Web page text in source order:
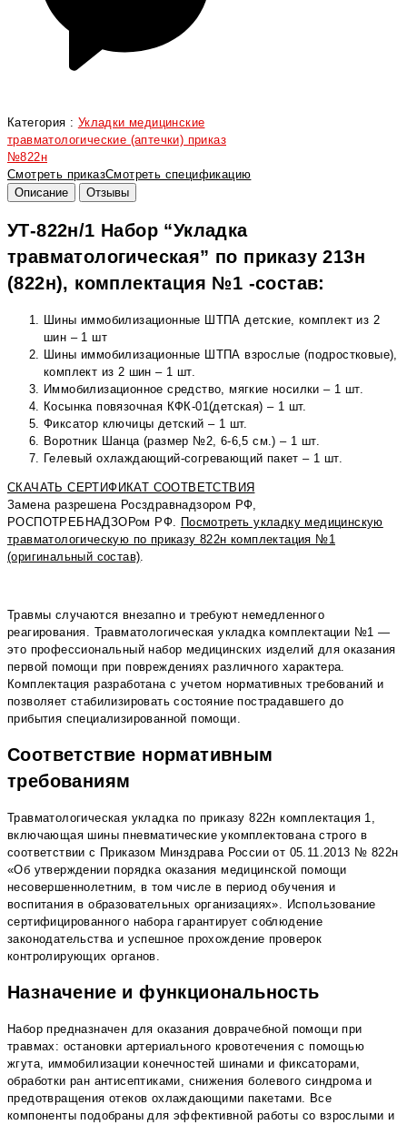
Категория : Укладки медицинские
травматологические (аптечки) приказ
№822н
Смотреть приказСмотреть спецификацию
Описание
Отзывы
УТ-822н/1 Набор “Укладка
травматологическая” по приказу 213н
(822н), комплектация №1 -состав:
Шины иммобилизационные ШТПА детские, комплект из 2
шин – 1 шт
Шины иммобилизационные ШТПА взрослые (подростковые),
комплект из 2 шин – 1 шт.
Иммобилизационное средство, мягкие носилки – 1 шт.
Косынка повязочная КФК-01(детская) – 1 шт.
Фиксатор ключицы детский – 1 шт.
Воротник Шанца (размер №2, 6-6,5 см.) – 1 шт.
Гелевый охлаждающий-согревающий пакет – 1 шт.
СКАЧАТЬ СЕРТИФИКАТ СООТВЕТСТВИЯ
Замена разрешена Росздравнадзором РФ,
РОСПОТРЕБНАДЗОРом РФ. Посмотреть укладку медицинскую
травматологическую по приказу 822н комплектация №1
(оригинальный состав)
Травмы случаются внезапно и требуют немедленного
реагирования. Травматологическая укладка комплектации №1 —
это профессиональный набор медицинских изделий для оказания
первой помощи при повреждениях различного характера.
Комплектация разработана с учетом нормативных требований и
позволяет стабилизировать состояние пострадавшего до
прибытия специализированной помощи.
Соответствие нормативным
требованиям
Травматологическая укладка по приказу 822н комплектация 1,
включающая шины пневматические укомплектована строго в
соответствии с Приказом Минздрава России от 05.11.2013 № 822н
«Об утверждении порядка оказания медицинской помощи
несовершеннолетним, в том числе в период обучения и
воспитания в образовательных организациях». Использование
сертифицированного набора гарантирует соблюдение
законодательства и успешное прохождение проверок
контролирующих органов.
Назначение и функциональность
Набор предназначен для оказания доврачебной помощи при
травмах: остановки артериального кровотечения с помощью
жгута, иммобилизации конечностей шинами и фиксаторами,
обработки ран антисептиками, снижения болевого синдрома и
предотвращения отеков охлаждающими пакетами. Все
компоненты подобраны для эффективной работы со взрослыми и